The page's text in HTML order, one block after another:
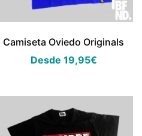
Camiseta Oviedo Originals
Desde 19,95€